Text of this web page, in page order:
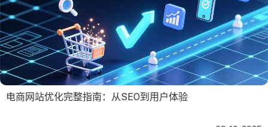
电商网站优化完整指南：从SEO到用户体验